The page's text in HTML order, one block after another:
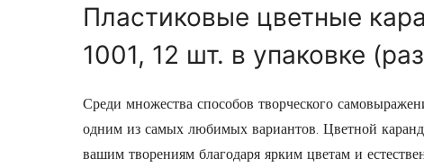
Пластиковые цветные
1001, 12 шт. в упаковке
Среди множества способов творческого
одним из самых любимых вариантов. Цветной
вашим творениям благодаря ярким цветам и